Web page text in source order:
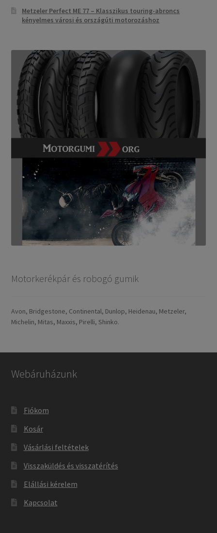
Metzeler Perfect ME 77 – Klasszikus touring-abroncs
kényelmes városi és országúti motorozáshoz
Motorkerékpár és robogó gumik
Avon, Bridgestone, Continental, Dunlop, Heidenau, Metzeler,
Michelin, Mitas, Maxxis, Pirelli, Shinko.
Webáruházunk
Fiókom
Kosár
Vásárlási feltételek
Visszaküldés és visszatérítés
Elállási kérelem
Kapcsolat